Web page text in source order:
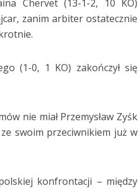
Chervet (13-1-2, 10 KO)
zanim arbiter ostatecznie
(1-0, 1 KO) zakończył się
nie miał Przemysław Zyśk
swoim przeciwnikiem już w
konfrontacji – między